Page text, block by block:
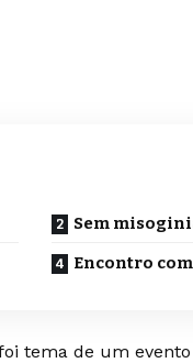
Sem
Encontro
tema de um